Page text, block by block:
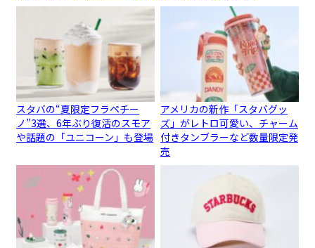
スタバの“夏限定フラペチー
ノ”3選、6年ぶり復活のスモア
や話題の「ユニコーン」も登場
アメリカの新作「スタバグッ
ズ」がレトロ可愛い、チャーム
付きタンブラーなど数量限定発
売